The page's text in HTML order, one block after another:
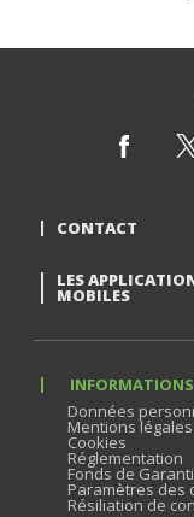
CONTACT
LES
MOBILES
INFORMATIONS
Données
Mentions légales
Cookies
Réglementation
Fonds de
Paramètres des
Résiliation de